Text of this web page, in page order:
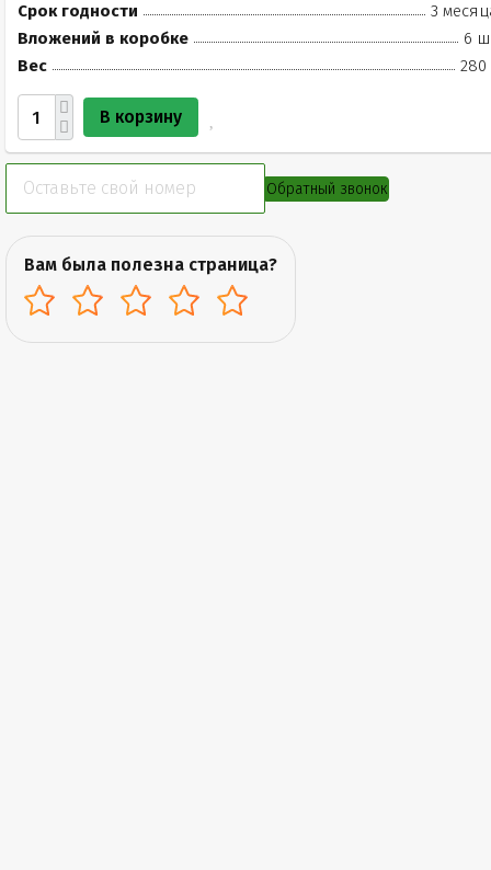
Срок годности
3
Вложений в коробке
6
Вес
280
В корзину
Обратный звонок
Вам была полезна страница?